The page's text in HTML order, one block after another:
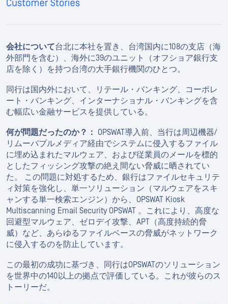
会社について台北に本社を置き、台湾国内に108の支店（海
外部門を含む）、海外に39のユニット（オフショア銀行支
店を除く）を持つ台湾の大手銀行機関のひとつ。
同行は国内外において、リテール・バンキング、コーポレ
ート・バンキング、インターナショナル・バンキングを含
む幅広い金融サービスを提供している。
何が問題だったのか？：
OPSWAT導入前、当行は周辺機器/
リムーバブルメディア経由でシステムに侵入するファイル
に埋め込まれたマルウェア、および従業員のメールを標的
としたフィッシング攻撃の絶え間ない脅威に晒されてい
た。 この問題に対処するため、銀行はファイルセキュリテ
ィ対策を強化し、単一ソリューション（マルウェアをスキ
ャンする単一検索エンジン）から、OPSWAT Kiosk
Multiscanning Email Security OPSWAT 。これにより、高度な
回避型マルウェア、ゼロデイ攻撃、APT（高度持続的脅
威）など、あらゆるファイルベースの脅威がネットワーク
に侵入するのを防止しています。
この最初の成功に基づき、同行はOPSWATのソリューション
を世界中の140以上の拠点で評価している。これが彼らのス
トーリーだ。